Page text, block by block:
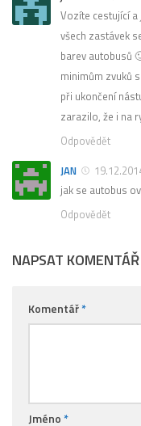
Vozíte cestující
všech zastávek
barev autobusů
minimům zvuků
při ukončení
zarazilo, že i na
Odpovědět
JAN
jak se autobus
Odpovědět
NAPSAT KOMENTÁŘ
Komentář*
Jméno *